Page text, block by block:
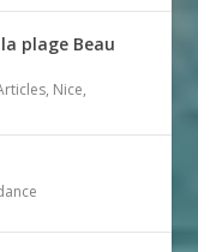
plage Beau
, Nice,